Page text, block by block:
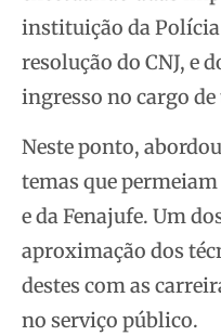
instituição da
resolução do CNJ, e
ingresso no cargo
Neste ponto,
temas que
e da Fenajufe. Um
aproximação dos
destes com as
no serviço público.